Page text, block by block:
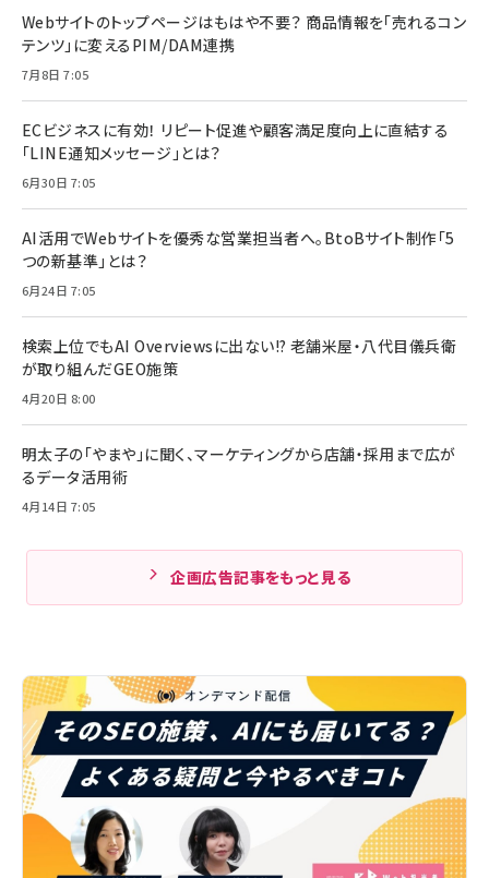
Webサイトのトップページはもはや不要？ 商品情報を「売れるコン
テンツ」に変えるPIM/DAM連携
7月8日 7:05
ECビジネスに有効！ リピート促進や顧客満足度向上に直結する
「LINE通知メッセージ」とは？
6月30日 7:05
AI活用でWebサイトを優秀な営業担当者へ。BtoBサイト制作「5
つの新基準」とは？
6月24日 7:05
検索上位でもAI Overviewsに出ない!? 老舗米屋・八代目儀兵衛
が取り組んだGEO施策
4月20日 8:00
明太子の「やまや」に聞く、マーケティングから店舗・採用まで広が
るデータ活用術
4月14日 7:05
企画広告記事をもっと見る